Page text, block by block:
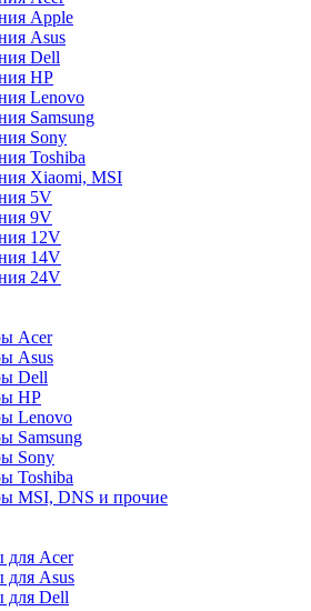
Apple
Asus
Dell
HP
Lenovo
Samsung
Sony
Toshiba
Xiaomi, MSI
5V
9V
12V
14V
24V
Acer
Asus
Dell
HP
Lenovo
Samsung
Sony
Toshiba
MSI, DNS и прочие
для Acer
для Asus
для Dell